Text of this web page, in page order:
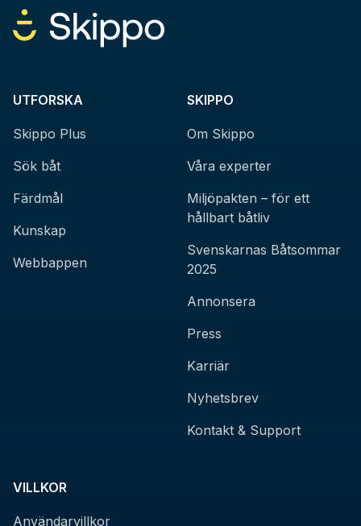
UTFORSKA
Skippo Plus
Sök båt
Färdmål
Kunskap
Webbappen
SKIPPO
Om Skippo
Våra experter
Miljöpakten – för ett
hållbart båtliv
Svenskarnas Båtsommar
2025
Annonsera
Press
Karriär
Nyhetsbrev
Kontakt & Support
VILLKOR
Användarvillkor